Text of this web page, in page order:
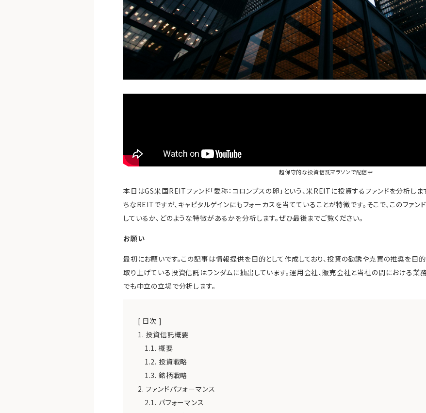
超保守的な投資信託マラソンで配信中
本日はGS米国REITファンド「愛称：コロンブスの卵」という、米REITに投資するファンドを分析し
ちなREITですが、キャピタルゲインにもフォーカスを当てていることが特徴です。そこで、このファ
しているか、どのような特徴があるかを分析します。ぜひ最後までご覧ください。
お願い
最初にお願いです。この記事は情報提供を目的として作成しており、投資の勧誘や売買の推奨を目的
取り上げている投資信託はランダムに抽出しています。運用会社、販売会社と当社の間における業
でも中立の立場で分析します。
[ 目次 ]
1. 投資信託概要
1.1. 概要
1.2. 投資戦略
1.3. 銘柄戦略
2. ファンドパフォーマンス
2.1. パフォーマンス